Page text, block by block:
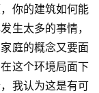
你的建筑如何能
生太多的事情，
庭的概念又要面
这个环境局面下
我认为这是有可